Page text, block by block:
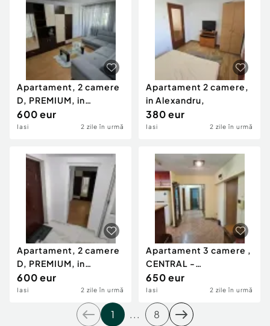
Apartament, 2 camere
D, PREMIUM, in
Independentei
600 eur
Iasi 2 zile în urmă
Apartament 2 camere,
in Alexandru,
380 eur
Iasi 2 zile în urmă
Apartament, 2 camere
D, PREMIUM, in
Independentei
600 eur
Iasi 2 zile în urmă
Apartament 3 camere ,
CENTRAL -
,INDEPENDENTEI
650 eur
Iasi 2 zile în urmă
1 ... 8